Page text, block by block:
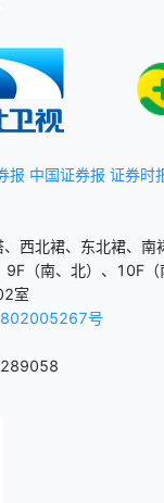
报 中国证券报 证券时
西北裙、东北裙、
（南、北）、10F
室
号